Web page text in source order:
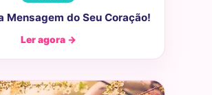
Mensagem do Seu Coração!
Ler agora →